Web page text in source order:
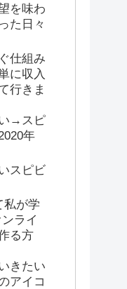
を味わ
た日々
仕組み
に収入
行きま
→スピ
年
スピビ
私が学
ライ
る方
きたい
アイコ